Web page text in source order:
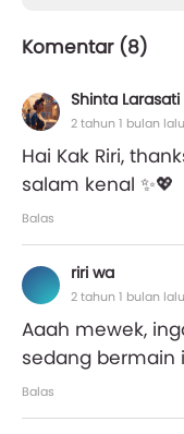
Komentar (8)
Shinta
2 tahun 1 bulan lalu
Hai Kak Riri,
salam kenal ✨💖
Balas
riri wa
2 tahun 1 bulan lalu
Aaah mewek,
sedang bermain
Balas